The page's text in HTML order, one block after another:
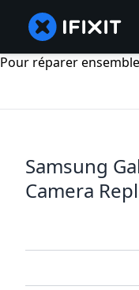
Pour réparer
Samsung
Camera